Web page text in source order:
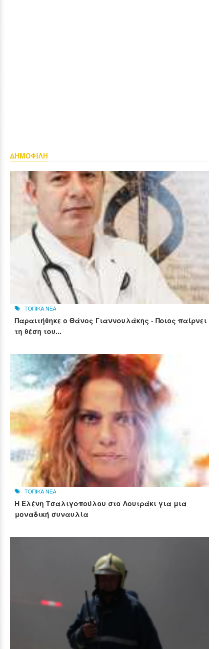
ΔΗΜΟΦΙΛΗ
ΤΟΠΙΚΑ ΝΕΑ
Παραιτήθηκε ο Θάνος Γιαννουλάκης - Ποιος παίρνει
τη θέση του...
ΤΟΠΙΚΑ ΝΕΑ
Η Ελένη Τσαλιγοπούλου στο Λουτράκι για μια
μοναδική συναυλία